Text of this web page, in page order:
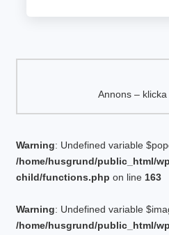
Annons –
Warning: Undefined variable
/home/husgrund/public_html/
child/functions.php on line 163
Warning: Undefined variable
/home/husgrund/public_html/